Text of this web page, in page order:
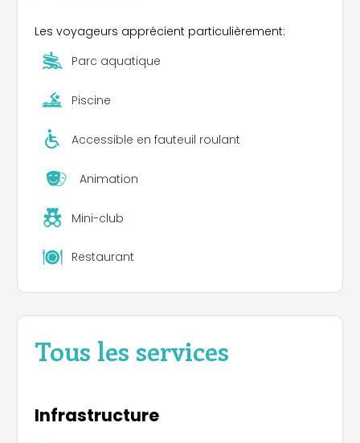
à l’arc.
Les voyageurs apprécient particulièrement:
Parc aquatique
Piscine
Accessible en fauteuil roulant
Animation
Mini-club
Restaurant
Tous les services
Infrastructure